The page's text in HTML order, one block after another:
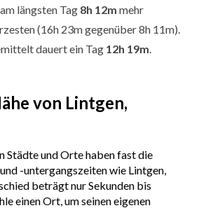
längsten Tag 8h 12m mehr
(16h 23m gegenüber 8h 11m).
dauert ein Tag 12h 19m
von Lintgen,
Städte und Orte haben fast die
-untergangszeiten wie Lintgen,
beträgt nur Sekunden bis
einen Ort, um seinen eigenen